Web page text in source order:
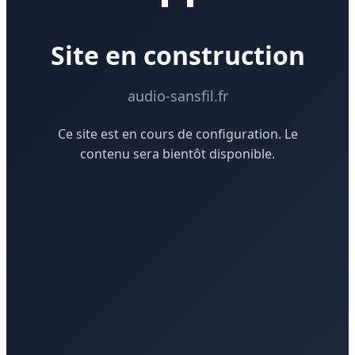
Site en construction
audio-sansfil.fr
Ce site est en cours de configuration. Le
contenu sera bientôt disponible.